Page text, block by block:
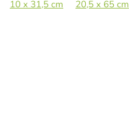
10 x 31,5 cm 20,5 x 65 cm